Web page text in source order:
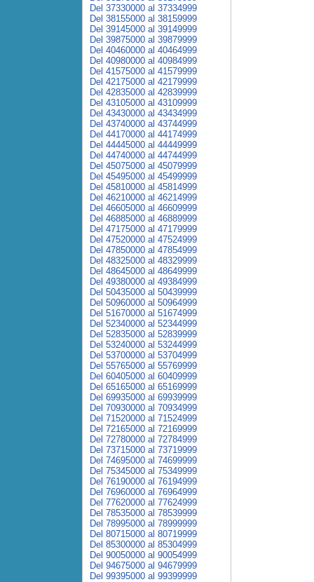
Del 37330000 al 37334999
Del 38155000 al 38159999
Del 39145000 al 39149999
Del 39875000 al 39879999
Del 40460000 al 40464999
Del 40980000 al 40984999
Del 41575000 al 41579999
Del 42175000 al 42179999
Del 42835000 al 42839999
Del 43105000 al 43109999
Del 43430000 al 43434999
Del 43740000 al 43744999
Del 44170000 al 44174999
Del 44445000 al 44449999
Del 44740000 al 44744999
Del 45075000 al 45079999
Del 45495000 al 45499999
Del 45810000 al 45814999
Del 46210000 al 46214999
Del 46605000 al 46609999
Del 46885000 al 46889999
Del 47175000 al 47179999
Del 47520000 al 47524999
Del 47850000 al 47854999
Del 48325000 al 48329999
Del 48645000 al 48649999
Del 49380000 al 49384999
Del 50435000 al 50439999
Del 50960000 al 50964999
Del 51670000 al 51674999
Del 52340000 al 52344999
Del 52835000 al 52839999
Del 53240000 al 53244999
Del 53700000 al 53704999
Del 55765000 al 55769999
Del 60405000 al 60409999
Del 65165000 al 65169999
Del 69935000 al 69939999
Del 70930000 al 70934999
Del 71520000 al 71524999
Del 72165000 al 72169999
Del 72780000 al 72784999
Del 73715000 al 73719999
Del 74695000 al 74699999
Del 75345000 al 75349999
Del 76190000 al 76194999
Del 76960000 al 76964999
Del 77620000 al 77624999
Del 78535000 al 78539999
Del 78995000 al 78999999
Del 80715000 al 80719999
Del 85300000 al 85304999
Del 90050000 al 90054999
Del 94675000 al 94679999
Del 99395000 al 99399999